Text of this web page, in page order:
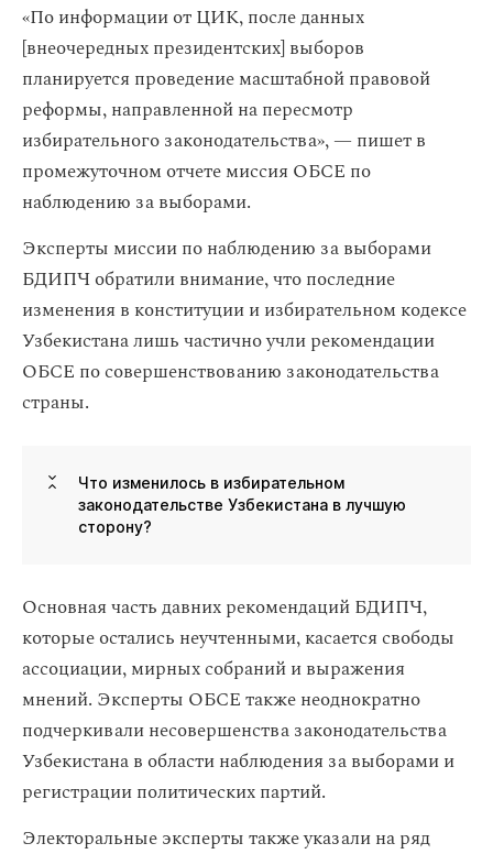
«По информации от ЦИК, после данных
[внеочередных президентских] выборов
планируется проведение масштабной правовой
реформы, направленной на пересмотр
избирательного законодательства», — пишет в
промежуточном отчете миссия ОБСЕ по
наблюдению за выборами.
Эксперты миссии по наблюдению за выборами
БДИПЧ обратили внимание, что последние
изменения в конституции и избирательном кодексе
Узбекистана лишь частично учли рекомендации
ОБСЕ по совершенствованию законодательства
страны.
Что изменилось в избирательном
законодательстве Узбекистана в лучшую
сторону?
Основная часть давних рекомендаций БДИПЧ,
которые остались неучтенными, касается свободы
ассоциации, мирных собраний и выражения
мнений. Эксперты ОБСЕ также неоднократно
подчеркивали несовершенства законодательства
Узбекистана в области наблюдения за выборами и
регистрации политических партий.
Электоральные эксперты также указали на ряд